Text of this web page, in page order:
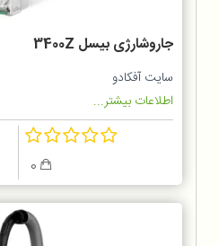
جاروشارژی بیسل 3400Z
سایت آفکادو
اطلاعات بیشتر...